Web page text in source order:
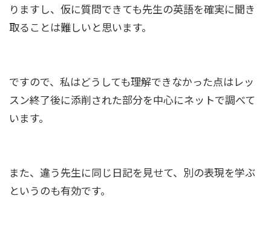
りますし、仮に質問できても先生の英語を確実に聞き
取ることは難しいと思います。
ですので、私はどうしても理解できなかった点はレッ
スン終了後に添削された部分を中心にネットで調べて
います。
また、違う先生に同じ日記を見せて、別の表現を学ぶ
というのも有効です。